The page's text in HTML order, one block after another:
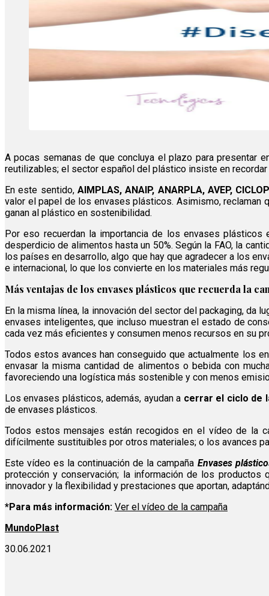
A pocas semanas de que concluya el plazo para presentar
reutilizables; el sector español del plástico insiste en
En este sentido,AIMPLAS, ANAIP, ANARPLA, AVEP,
valor el papel de los envases plásticos. Asimismo,
ganan al plástico en sostenibilidad.
Por eso recuerdan la importancia de los envases plásticos
desperdicio de alimentos hasta un 50%. Según la FAO, la
los países en desarrollo, algo que hay que agradecer a los
e internacional, lo que los convierte en los materiales más
Más ventajas de los envases plásticos que recuerda la
En la misma línea, la innovación del sector del packaging, da
envases inteligentes, que incluso muestran el estado de
cada vez más eficientes y consumen menos recursos en su
Todos estos avances han conseguido que actualmente los
envasar la misma cantidad de alimentos o bebida con
favoreciendo una logística más sostenible y con menos
Los envases plásticos, además, ayudan a cerrar el ciclo de
de envases plásticos.
Todos estos mensajes están recogidos en el vídeo de la
difícilmente sustituibles por otros materiales; o los avances
Este vídeo es la continuación de la campaña Envases
protección y conservación; la información de los
innovador y la flexibilidad y prestaciones que aportan,
*Para más información: Ver el vídeo de la campaña
MundoPlast
30.06.2021